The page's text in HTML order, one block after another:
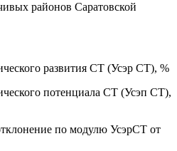
районов Саратовской
развития СТ (Усэр СТ), %
потенциала СТ (Усэп СТ),
по модулю УсэрСТ от